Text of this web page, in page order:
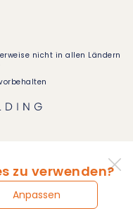
zu verwenden?
Anpassen
nicht in allen Ländern